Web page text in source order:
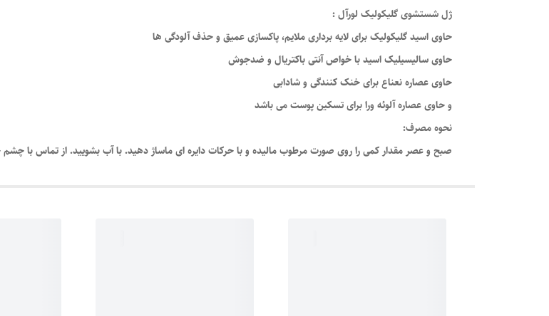
ژل شستشوی گلیکولیک لورآل :
حاوی اسید گلیکولیک برای لایه برداری ملایم، پاکسازی عمیق و حذف آلودگی ها
حاوی سالیسیلیک اسید با خواص آنتی باکتریال و ضدجوش
حاوی عصاره نعناع برای خنک کنندگی و شادابی
و حاوی عصاره آلوئه ورا برای تسکین پوست می باشد
نحوه مصرف:
صبح و عصر مقدار کمی را روی صورت مرطوب مالیده و با حرکات دایره ای ماساژ دهید. با آب بشویید. از تماس با